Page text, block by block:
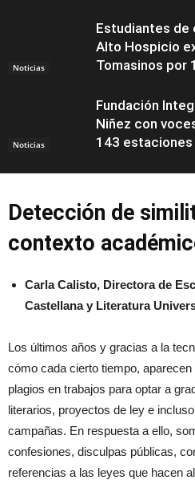
Noticias
Estudiantes de
Alto Hospicio
Tomasinos por
Noticias
Fundación
Niñez con
143
Detección de
contexto
Carla Calisto, Directora de
Castellana y Literatura
Los últimos años y gracias a la
cómo cada cierto tiempo,
plagios en trabajos para optar a
literarios, proyectos de ley e
campañas. En respuesta a ello,
confesiones, disculpas públicas,
referencias a las leyes que hacen